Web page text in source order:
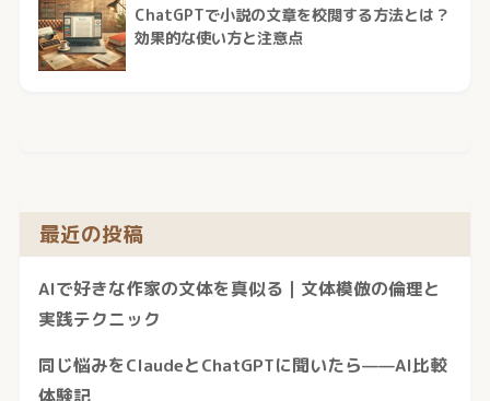
ChatGPTで小説の文章を校閲する方法とは？
効果的な使い方と注意点
最近の投稿
AIで好きな作家の文体を真似る｜文体模倣の倫理と
実践テクニック
同じ悩みをClaudeとChatGPTに聞いたら——AI比較
体験記